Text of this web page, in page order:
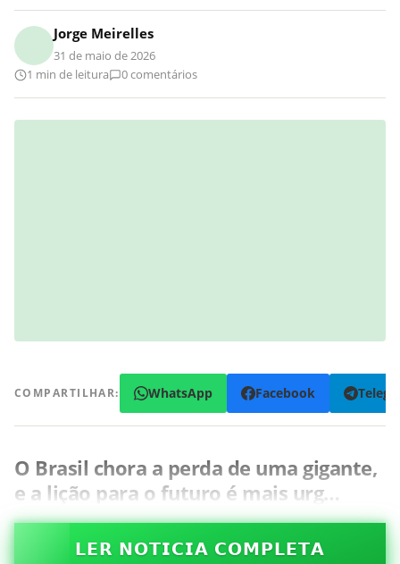
Jorge Meirelles
31 de maio de 2026
1 min de leitura
0 comentários
COMPARTILHAR: WhatsApp Facebook
O Brasil chora a perda de uma gigante,
e a lição para o futuro é mais urg…
𝗟𝗘𝗥 𝗡𝗢𝗧𝗜𝗖𝗜𝗔 𝗖𝗢𝗠𝗣𝗟𝗘𝗧𝗔